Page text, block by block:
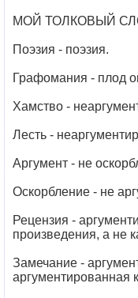
МОЙ ТОЛКОВЫЙ
Поэзия - поэзия.
Графомания - плод
Хамство -
Лесть -
Аргумент - не
Оскорбление - не
Рецензия -
произведения, а не
Замечание -
аргументированная